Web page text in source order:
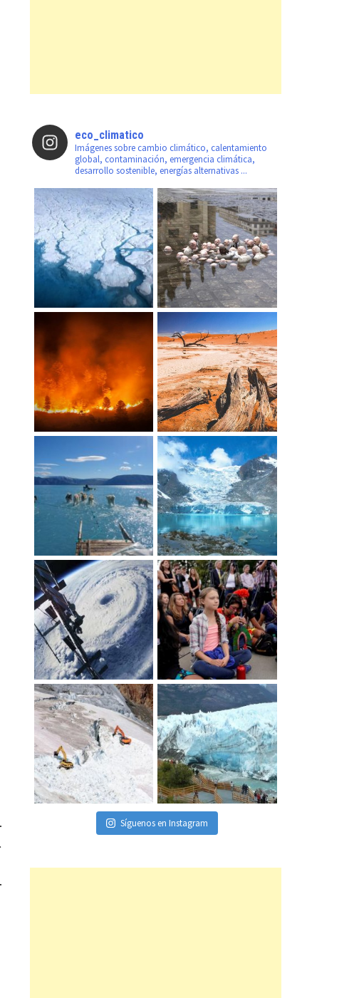
eco_climatico
Imágenes sobre cambio climático, calentamiento
global, contaminación, emergencia climática,
desarrollo sostenible, energías alternativas ...
Síguenos en Instagram